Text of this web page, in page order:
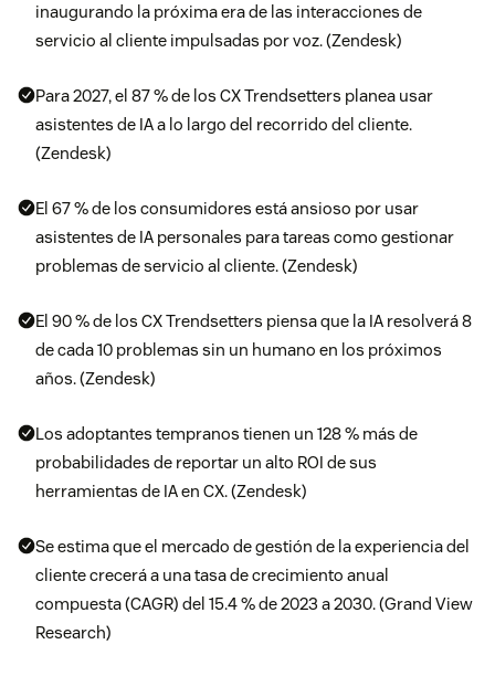
inaugurando la próxima era de las interacciones de
servicio al cliente impulsadas por voz. (Zendesk)
Para 2027, el 87 % de los CX Trendsetters planea usar
asistentes de IA a lo largo del recorrido del cliente.
(Zendesk)
El 67 % de los consumidores está ansioso por usar
asistentes de IA personales para tareas como gestionar
problemas de servicio al cliente. (Zendesk)
El 90 % de los CX Trendsetters piensa que la IA resolverá 8
de cada 10 problemas sin un humano en los próximos
años. (Zendesk)
Los adoptantes tempranos tienen un 128 % más de
probabilidades de reportar un alto ROI de sus
herramientas de IA en CX. (Zendesk)
Se estima que el mercado de gestión de la experiencia del
cliente crecerá a una tasa de crecimiento anual
compuesta (CAGR) del 15.4 % de 2023 a 2030. (Grand View
Research)